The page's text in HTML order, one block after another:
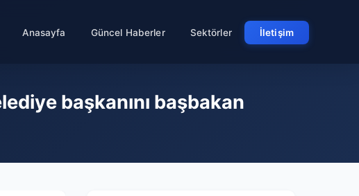
Anasayfa Güncel Haberler Sektörler İletişim
başkanını başbakan